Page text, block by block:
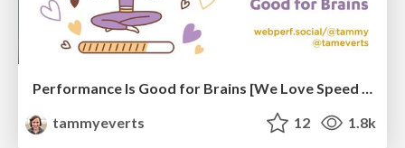
Performance Is Good for Brains [We Love Speed 2024]
tammyeverts
12 1.8k